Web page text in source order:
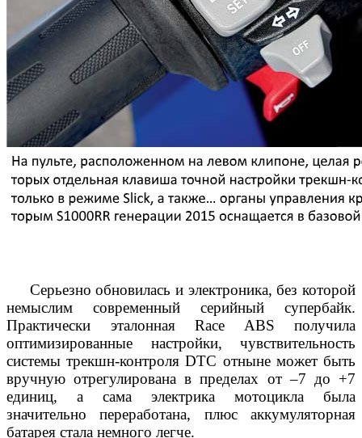
Серьезно обновилась и электроника, без которой
немыслим современный серийный супербайк.
Практически эталонная Race ABS получила
оптимизированные настройки, чувствительность
системы трекшн-контроля DTC отныне может быть
вручную отрегулирована в пределах от –7 до +7
единиц, а сама электрика мотоцикла была
значительно переработана, плюс аккумуляторная
батарея стала немного легче.